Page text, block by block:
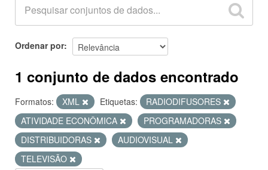
GRUPOS
SOBRE
Ordenar por
1 conjunto de dados encontrado
Formatos: XML Etiquetas:
RADIODIFUSORES
ATIVIDADE ECONÔMICA
PROGRAMADORAS
DISTRIBUIDORAS
AUDIOVISUAL
TELEVISÃO